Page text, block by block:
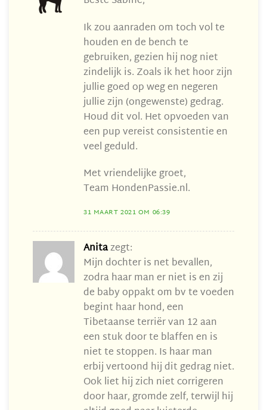
Ik zou aanraden om toch vol te
houden en de bench te
gebruiken, gezien hij nog niet
zindelijk is. Zoals ik het hoor zijn
jullie goed op weg en negeren
jullie zijn (ongewenste) gedrag.
Houd dit vol. Het opvoeden van
een pup vereist consistentie en
veel geduld.
Met vriendelijke groet,
Team HondenPassie.nl.
31 MAART 2021 OM 06:39
Anitazegt:
Mijn dochter is net bevallen,
zodra haar man er niet is en zij
de baby oppakt om bv te voeden
begint haar hond, een
Tibetaanse terriër van 12 aan
een stuk door te blaffen en is
niet te stoppen. Is haar man
erbij vertoond hij dit gedrag niet.
Ook liet hij zich niet corrigeren
door haar, gromde zelf, terwijl hij